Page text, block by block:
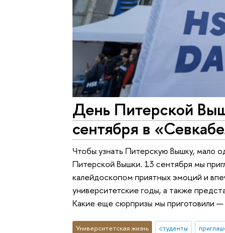
День Питерской
сентября в
Чтобы узнать Питерскую Вышку, мало
Питерской Вышки. 13 сентября мы
калейдоскопом приятных эмоций и
университетские годы, а также
Какие еще сюрпризы мы приготовили —
Университетская жизнь студенты